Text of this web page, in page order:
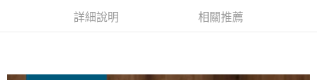
請求用戶進行身份認證。
詳細說明 相關推薦